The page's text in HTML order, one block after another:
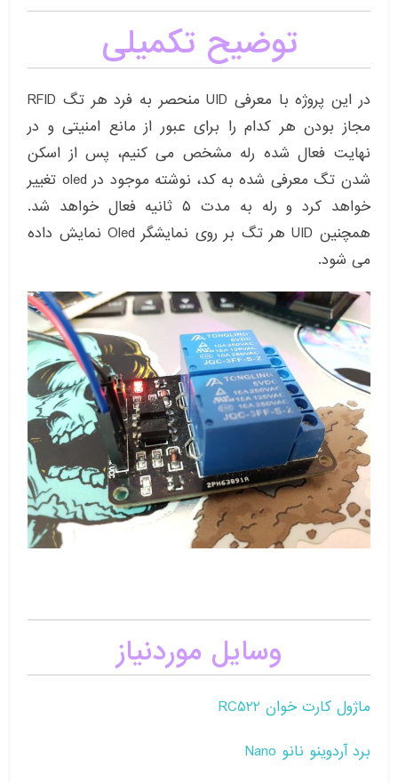
توضیح تکمیلی
در این پروژه با معرفی UID منحصر به فرد هر تگ RFID
مجاز بودن هر کدام را برای عبور از مانع امنیتی و در
نهایت فعال شده رله مشخص می کنیم، پس از اسکن
شدن تگ معرفی شده به کد، نوشته موجود در oled تغییر
خواهد کرد و رله به مدت ۵ ثانیه فعال خواهد شد.
همچنین UID هر تگ بر روی نمایشگر Oled نمایش داده
می شود.
وسایل موردنیاز
ماژول کارت خوان RC522
برد آردوینو نانو Nano